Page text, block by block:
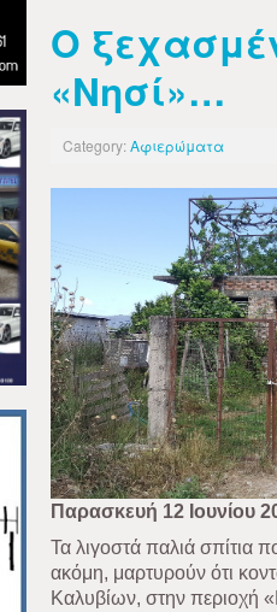
Ο
«Νησί»…
Category:Αφιερώματα
Παρασκευή 12 Ιουνίου
Τα λιγοστά παλιά σπίτια
ακόμη, μαρτυρούν ότι
Καλυβίων, στην περιοχή